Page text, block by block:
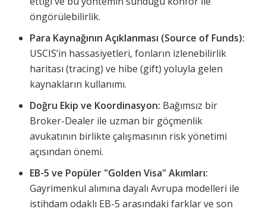
öngörülebilirlik.
Para Kaynağının Açıklanması (Source of Funds):
USCIS’in hassasiyetleri, fonların izlenebilirlik
haritası (tracing) ve hibe (gift) yoluyla gelen
kaynakların kullanımı.
Doğru Ekip ve Koordinasyon: Bağımsız bir
Broker-Dealer ile uzman bir göçmenlik
avukatının birlikte çalışmasının risk yönetimi
açısından önemi.
EB-5 ve Popüler "Golden Visa" Akımları:
Gayrimenkul alımına dayalı Avrupa modelleri ile
istihdam odaklı EB-5 arasındaki farklar ve son